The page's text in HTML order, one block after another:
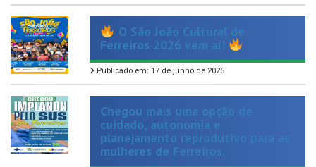
O São João Cultural de
Ferreiros 2026 vem aí!
Publicado em: 17 de junho de 2026
Chegou mais uma opção de
cuidado, autonomia e
planejamento reprodutivo para as
mulheres de Ferreiros.
Publicado em: 14 de maio de 2026